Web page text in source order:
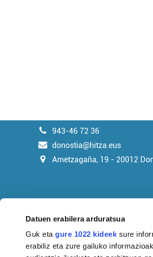
Datuen erabilera arduratsua
Guk etagure 1022 kideek sure
erabiliz eta zure gailuko
943-46 72 36
donostia@hitza.eus
Ametzagaña, 19 - 20012